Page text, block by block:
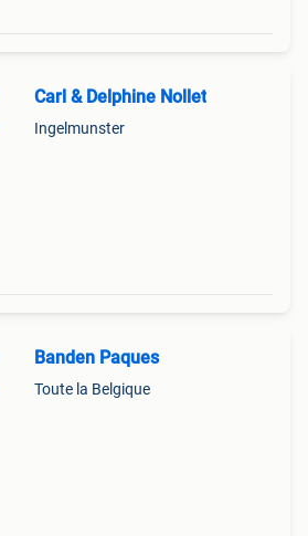
Carl & Delphine Nollet
Ingelmunster
Banden Paques
Toute la Belgique